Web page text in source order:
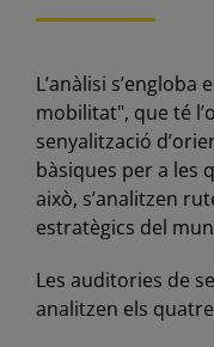
L’anàlisi s’engloba
mobilitat", que té
senyalització
bàsiques per a les
això, s’analitzen
estratègics del
Les auditories de
analitzen els